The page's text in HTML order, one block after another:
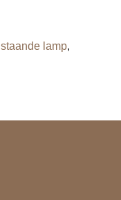
staande lamp,